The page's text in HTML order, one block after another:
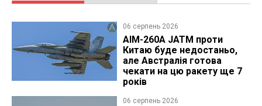
06 серпень 2026
AIM-260A JATM проти
Китаю буде недостаньо,
але Австралія готова
чекати на цю ракету ще 7
років
06 серпень 2026